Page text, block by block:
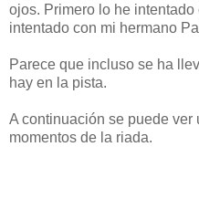
ojos. Primero lo he
intentado con mi hermano
Parece que incluso se ha
hay en la pista.
A continuación se puede
momentos de la riada.